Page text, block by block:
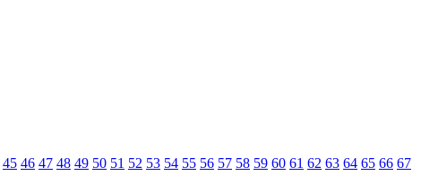
45 46 47 48 49 50 51 52 53 54 55 56 57 58 59 60 61 62 63 64 65 66 67